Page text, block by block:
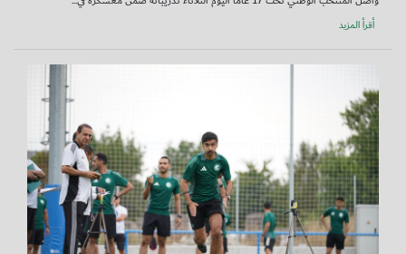
أقرأ المزيد